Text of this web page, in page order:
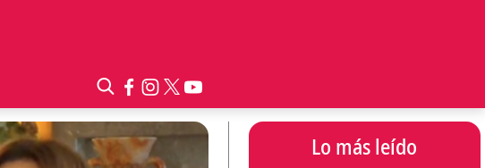
Lo más leído